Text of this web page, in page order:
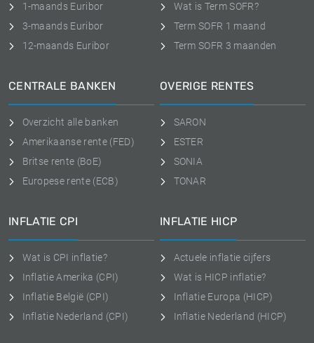
1-maands Euribor
3-maands Euribor
12-maands Euribor
Wat is Term SOFR?
Term SOFR 1 maand
Term SOFR 3 maanden
CENTRALE BANKEN
Overzicht alle banken
Amerikaanse rente (FED)
Britse rente (BoE)
Europese rente (ECB)
OVERIGE RENTES
SARON
ESTER
SONIA
TONAR
INFLATIE CPI
Wat is CPI inflatie?
Inflatie Amerika (CPI)
Inflatie België (CPI)
Inflatie Nederland (CPI)
INFLATIE HICP
Actuele inflatie cijfers
Wat is HICP inflatie?
Inflatie Europa (HICP)
Inflatie Nederland (HICP)